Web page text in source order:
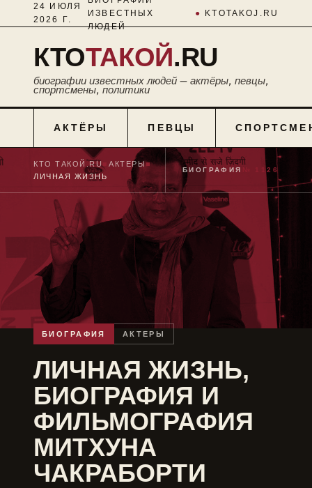
24 ИЮЛЯ
2026 Г.
ИЗВЕСТНЫХ
ЛЮДЕЙ
● KTOTAKOJ.RU
КТОТАКОЙ.RU
биографии известных людей — актёры, певцы,
спортсмены, политики
АКТЁРЫ ПЕВЦЫ
КТО ТАКОЙ.RU■АКТЕРЫ■
ЛИЧНАЯ ЖИЗНЬ
БИОГРАФИЯ № 1126
БИОГРАФИЯ АКТЕРЫ
ЛИЧНАЯ ЖИЗНЬ,
БИОГРАФИЯ И
ФИЛЬМОГРАФИЯ
МИТХУНА
ЧАКРАБОРТИ